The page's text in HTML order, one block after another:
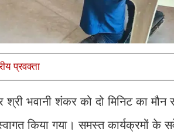
प्रवक्ता
भवानी शंकर को दो मिनिट का मौन
किया गया। समस्त कार्यक्रमों के